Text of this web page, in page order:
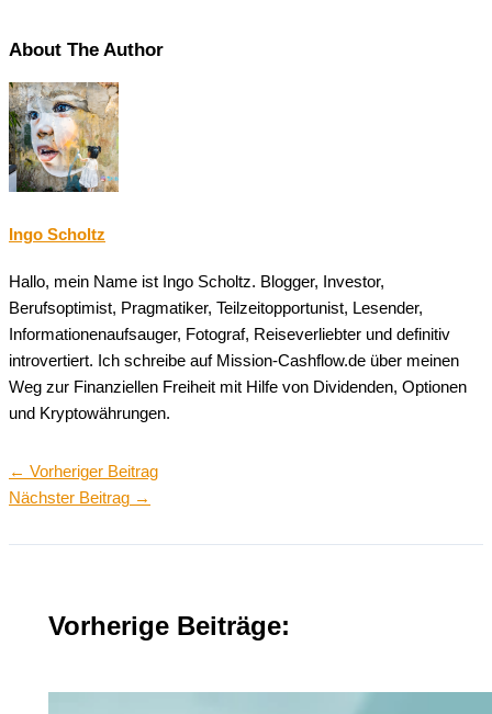
About The Author
Ingo Scholtz
Hallo, mein Name ist Ingo Scholtz. Blogger, Investor,
Berufsoptimist, Pragmatiker, Teilzeitopportunist, Lesender,
Informationenaufsauger, Fotograf, Reiseverliebter und definitiv
introvertiert. Ich schreibe auf Mission-Cashflow.de über meinen
Weg zur Finanziellen Freiheit mit Hilfe von Dividenden, Optionen
und Kryptowährungen.
← Vorheriger Beitrag
Nächster Beitrag →
Vorherige Beiträge: